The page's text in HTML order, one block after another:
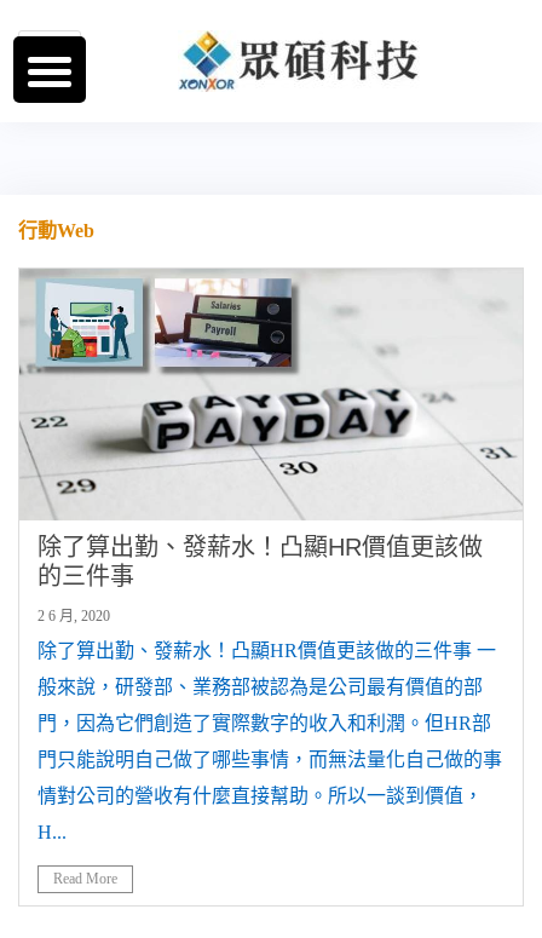
行動Web
除了算出勤、發薪水！凸顯HR價值更該做
的三件事
2 6 月, 2020
除了算出勤、發薪水！凸顯HR價值更該做的三件事 一
般來說，研發部、業務部被認為是公司最有價值的部
門，因為它們創造了實際數字的收入和利潤。但HR部
門只能說明自己做了哪些事情，而無法量化自己做的事
情對公司的營收有什麼直接幫助。所以一談到價值，
H...
Read More